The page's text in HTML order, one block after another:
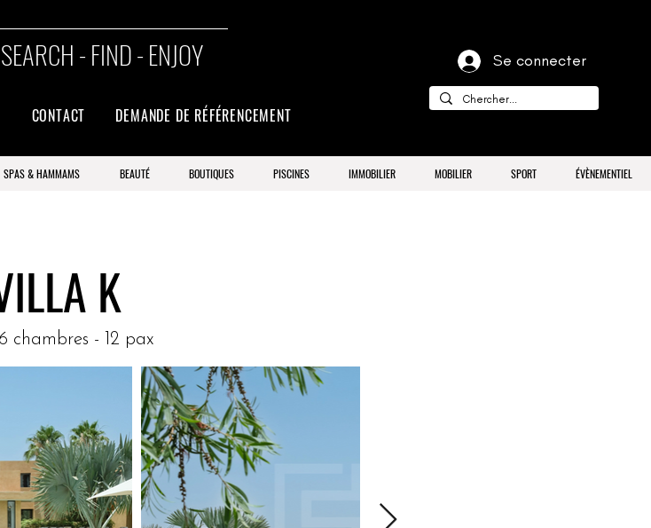
SEARCH - FIND - ENJOY
CONTACT DEMANDE DE RÉFÉRENCEMENT
Se connecter
SPAS & HAMMAMS BEAUTÉ BOUTIQUES PISCINES IMMOBILIER MOBILIER SPORT ÉVÈNEMENTIEL
K
chambres - 12 pax